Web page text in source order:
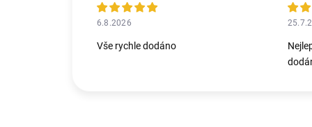
6.8.2026
Vše rychle dodáno